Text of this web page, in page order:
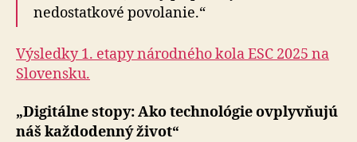
nedostatkové povolanie.“
Výsledky 1. etapy národného kola ESC 2025 na
Slovensku.
„Digitálne stopy: Ako technológie ovplyvňujú
náš každodenný život“